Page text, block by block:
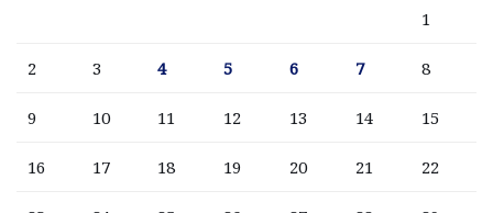
1
2 3 4 5 6 7 8
9 10 11 12 13 14 15
16 17 18 19 20 21 22